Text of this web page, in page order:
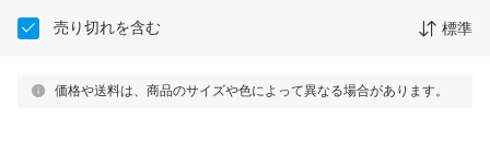
売り切れを含む 標準
価格や送料は、商品のサイズや色によって異なる場合があります。